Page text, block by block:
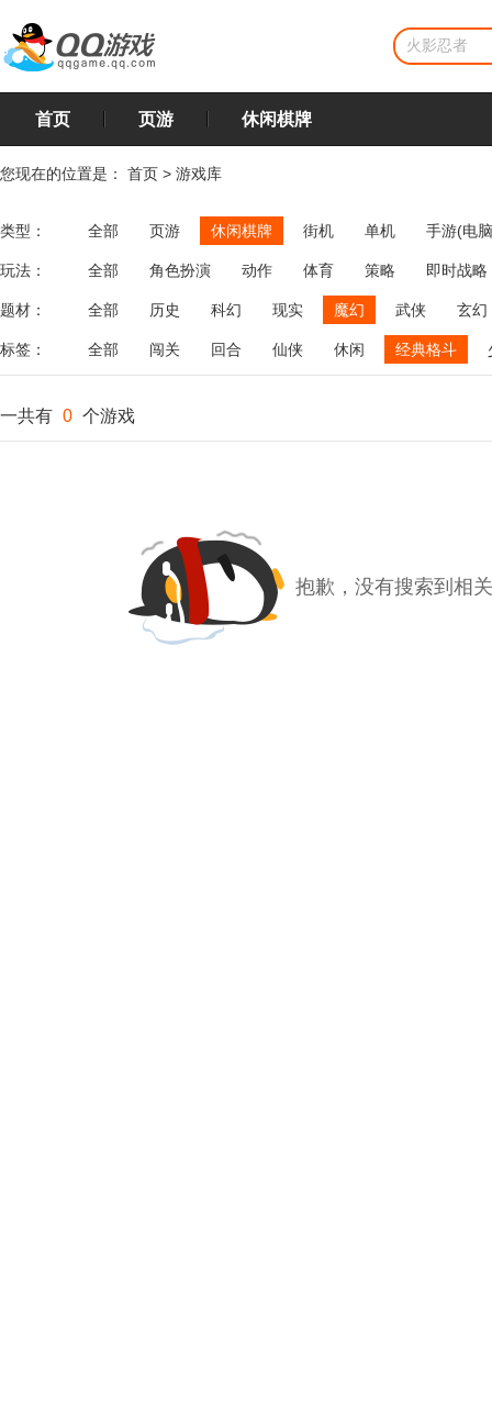
首页 页游 休闲棋牌
您现在的位置是： 首页 > 游戏库
类型： 全部 页游 休闲棋牌 街机 单机 手游(电
玩法： 全部 角色扮演 动作 体育 策略
即时战略
飞行
恋爱 第三人称射击 棋类 牌类 麻将
题材： 全部 历史 科幻 现实 魔幻 武侠 玄幻
标签： 全部 闯关 回合 仙侠 休闲 经典格斗
一共有 0 个游戏
抱歉，没有搜索到相